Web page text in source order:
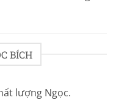
BÍCH
lượng Ngọc.